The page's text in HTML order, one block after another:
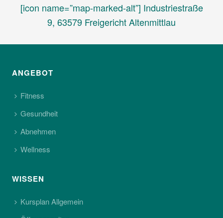
[icon name=”map-marked-alt”] Industriestraße
9, 63579 Freigericht Altenmittlau
ANGEBOT
Fitness
Gesundheit
Abnehmen
Wellness
WISSEN
Kursplan Allgemein